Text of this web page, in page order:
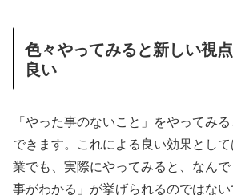
色々やってみると新しい視
良い
「やった事のないこと」をやってみ
できます。これによる良い効果とし
業でも、実際にやってみると、なん
事がわかる」が挙げられるのではない